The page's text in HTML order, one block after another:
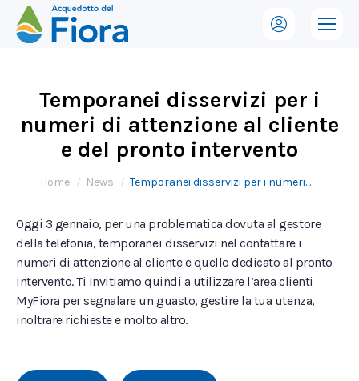
Temporanei disservizi per i
numeri di attenzione al cliente
e del pronto intervento
Tu sei qui:
Home News Temporanei disservizi per i numeri…
Oggi 3 gennaio, per una problematica dovuta al gestore
della telefonia, temporanei disservizi nel contattare i
numeri di attenzione al cliente e quello dedicato al pronto
intervento. Ti invitiamo quindi a utilizzare l’area clienti
MyFiora per segnalare un guasto, gestire la tua utenza,
inoltrare richieste e molto altro.